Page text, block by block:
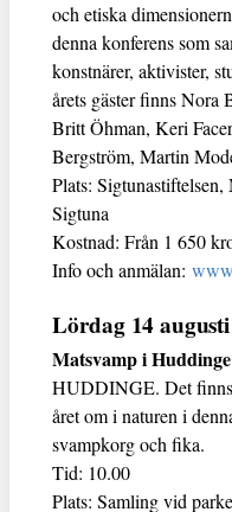
och etiska
denna konferens som
konstnärer, aktivister,
årets gäster finns Nora
Britt Öhman, Keri
Bergström, Martin
Plats:
Sigtuna
Kostnad: Från 1 650
Info och anmälan:
Lördag 14 augusti
Matsvamp i Huddinge
HUDDINGE. Det finns
året om i naturen i
svampkorg och fika.
Tid: 10.00
Plats: Samling vid